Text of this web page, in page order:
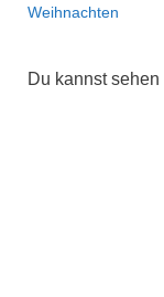
Weihnachten
Du kannst sehen